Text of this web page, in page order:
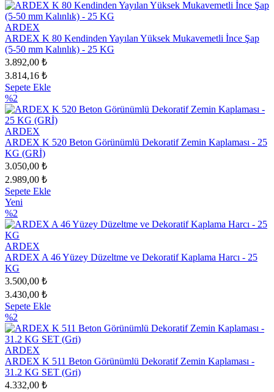
ARDEX
ARDEX K 80 Kendinden Yayılan Yüksek Mukavemetli İnce Şap
(5-50 mm Kalınlık) - 25 KG
3.892,00 ₺
3.814,16 ₺
Sepete Ekle
%2
ARDEX
ARDEX K 520 Beton Görünümlü Dekoratif Zemin Kaplaması - 25
KG (GRİ)
3.050,00 ₺
2.989,00 ₺
Sepete Ekle
Yeni
%2
ARDEX
ARDEX A 46 Yüzey Düzeltme ve Dekoratif Kaplama Harcı - 25
KG
3.500,00 ₺
3.430,00 ₺
Sepete Ekle
%2
ARDEX
ARDEX K 511 Beton Görünümlü Dekoratif Zemin Kaplaması -
31.2 KG SET (Gri)
4.332,00 ₺